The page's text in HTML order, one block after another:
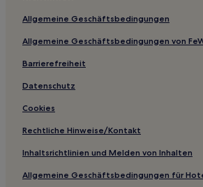
Lgbtqia-Freundliche nahe Königstraße
Ski in Bad Wildbad
Haustierfreundliche in
Allgemeine Geschäftsbedingungen
Allgemeine Geschäftsbedingungen von
Barrierefreiheit
Datenschutz
Cookies
Rechtliche Hinweise/Kontakt
Inhaltsrichtlinien und Melden von Inhalten
Allgemeine Geschäftsbedingungen für